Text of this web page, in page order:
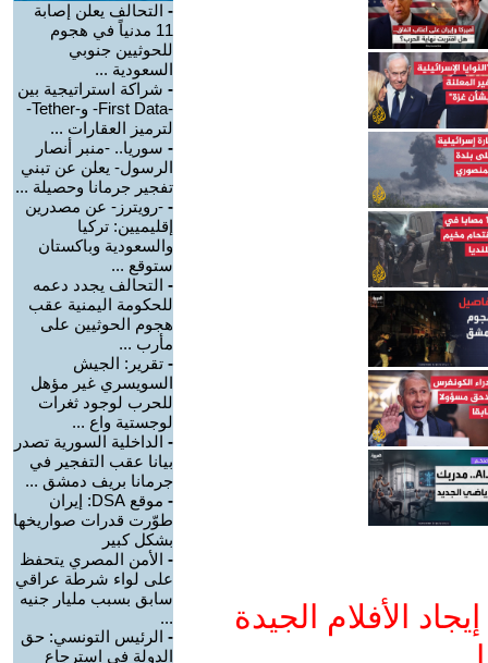
الأفلام الجيدة
- التحالف يعلن إصابة
11 مدنياً في هجوم
للحوثيين جنوبي
السعودية ...
- شراكة استراتيجية بين
-First Data- و-Tether-
لترميز العقارات ...
- سوريا.. -منبر أنصار
الرسول- يعلن عن تبني
تفجير جرمانا وحصيلة ...
- -رويترز- عن مصدرين
إقليميين: تركيا
والسعودية وباكستان
ستوقع ...
- التحالف يجدد دعمه
للحكومة اليمنية عقب
هجوم الحوثيين على
مأرب ...
- تقرير: الجيش
السويسري غير مؤهل
للحرب لوجود ثغرات
لوجستية واع ...
- الداخلية السورية تصدر
بيانا عقب التفجير في
جرمانا بريف دمشق ...
-
موقع DSA: إيران
طوّرت قدرات صواريخها
بشكل كبير
- الأمن المصري يتحفظ
على لواء شرطة عراقي
سابق بسبب مليار جنيه
...
- الرئيس التونسي: حق
الدولة في استرجاع